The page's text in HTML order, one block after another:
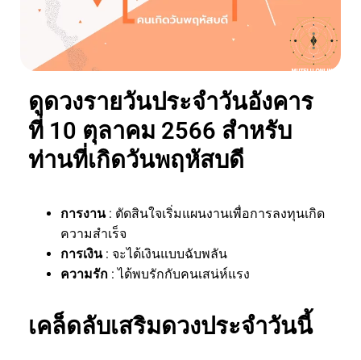
ดูดวงรายวันประจำวันอังคาร
ที่ 10 ตุลาคม 2566 สำหรับ
ท่านที่เกิดวันพฤหัสบดี
การงาน : ตัดสินใจเริ่มแผนงานเพื่อการลงทุนเกิด
ความสำเร็จ
การเงิน : จะได้เงินแบบฉับพลัน
ความรัก : ได้พบรักกับคนเสน่ห์แรง
เคล็ดลับเสริมดวงประจำวันนี้